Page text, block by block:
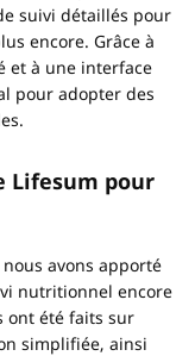
suivi détaillés pour
encore. Grâce à
et à une interface
pour adopter des
Lifesum pour
avons apporté
nutritionnel encore
ont été faits sur
simplifiée, ainsi